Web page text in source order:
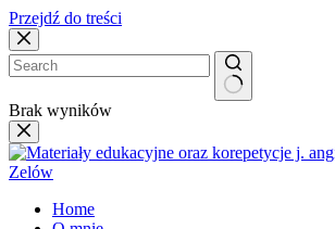
Przejdź do treści
Brak wyników
Home